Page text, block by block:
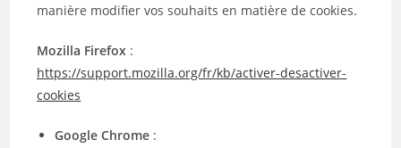
manière modifier vos souhaits en matière de cookies.
Mozilla Firefox :
https://support.mozilla.org/fr/kb/activer-desactiver-
cookies
Google Chrome :